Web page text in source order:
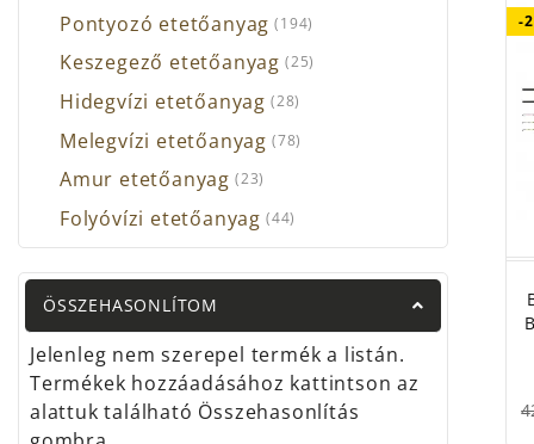
Pontyozó etetőanyag (194)
Keszegező etetőanyag (25)
Hidegvízi etetőanyag (28)
Melegvízi etetőanyag (78)
Amur etetőanyag (23)
Folyóvízi etetőanyag (44)
ÖSSZEHASONLÍTOM
Jelenleg nem szerepel termék a listán.
Termékek hozzáadásához kattintson az
alattuk található Összehasonlítás
A
-